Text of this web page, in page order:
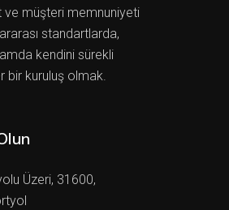
ve müşteri memnuniyeti
standartlarda,
kendini sürekli
bir kuruluş olmak.
Üzeri, 31600,